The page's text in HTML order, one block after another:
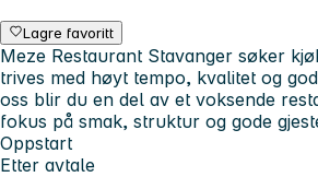
Lagre favoritt
Meze Restaurant Stavanger søker
trives med høyt tempo, kvalitet og
oss blir du en del av et voksende
fokus på smak, struktur og gode
Oppstart
Etter avtale